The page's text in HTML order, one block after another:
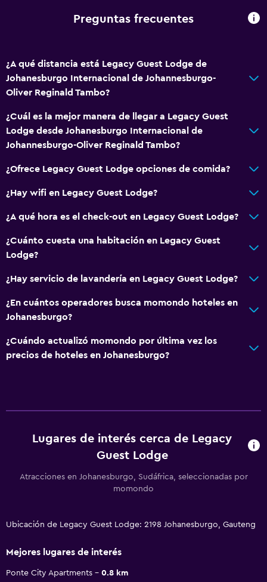
Preguntas frecuentes
¿A qué distancia está Legacy Guest Lodge de
Johanesburgo Internacional de Johannesburgo-
Oliver Reginald Tambo?
¿Cuál es la mejor manera de llegar a Legacy Guest
Lodge desde Johanesburgo Internacional de
Johannesburgo-Oliver Reginald Tambo?
¿Ofrece Legacy Guest Lodge opciones de comida?
¿Hay wifi en Legacy Guest Lodge?
¿A qué hora es el check-out en Legacy Guest Lodge?
¿Cuánto cuesta una habitación en Legacy Guest
Lodge?
¿Hay servicio de lavandería en Legacy Guest Lodge?
¿En cuántos operadores busca momondo hoteles en
Johanesburgo?
¿Cuándo actualizó momondo por última vez los
precios de hoteles en Johanesburgo?
Lugares de interés cerca de Legacy
Guest Lodge
Atracciones en Johanesburgo, Sudáfrica, seleccionadas por
momondo
Ubicación de Legacy Guest Lodge: 2198 Johanesburgo, Gauteng
Mejores lugares de interés
Ponte City Apartments
0.8 km